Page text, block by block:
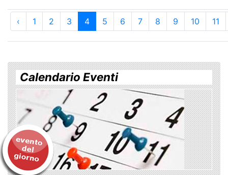
‹ 1 2 3 4 5 6 7 8 9 10 11
Calendario Eventi